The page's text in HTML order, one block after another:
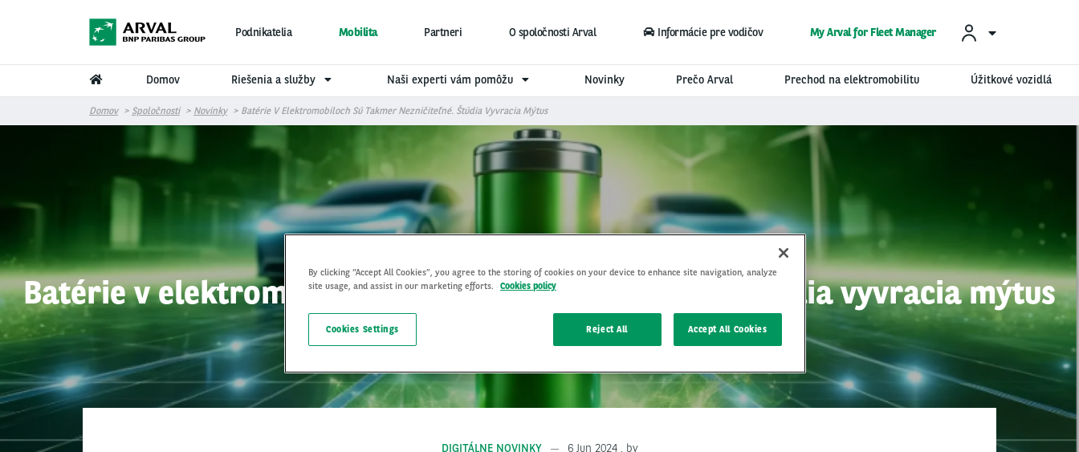
Podnikatelia Mobilita Partneri O spoločnosti Arval Informácie pre vodičov My Arval for Fleet Manager
Domov Riešenia a služby Naši experti vám pomôžu Novinky Prečo Arval Prechod na elektromobilitu Úžitkové vozidlá
Domov Spoločnosti Novinky Batérie V Elektromobiloch Sú Takmer Nezničiteľné. Štúdia Vyvracia Mýtus
Batérie v elektromobiloch sú takmer nezničiteľné. Štúdia vyvracia mýtus
DIGITÁLNE NOVINKY 6 Jun 2024 , by
By clicking “Accept All Cookies”, you agree to the storing of cookies on your device to enhance site navigation, analyze
site usage, and assist in our marketing efforts.
Cookies policy
Reject All Accept All Cookies
Cookies Settings